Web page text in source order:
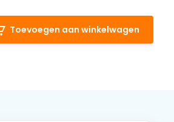
Toevoegen aan winkelwagen